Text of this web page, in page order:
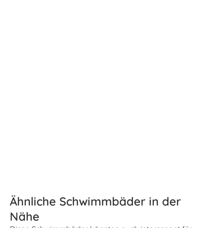
Ähnliche Schwimmbäder in der
Nähe